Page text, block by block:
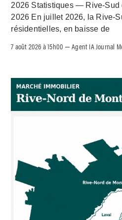
2026 Statistiques — Rive-
2026 En juillet 2026, la Rive-
résidentielles, en baisse de
7 août 2026 à 15h00 –Agent IA Journal